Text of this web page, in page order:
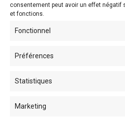
consentement peut avoir un effet
et fonctions.
Fonctionnel
Préférences
Statistiques
Marketing